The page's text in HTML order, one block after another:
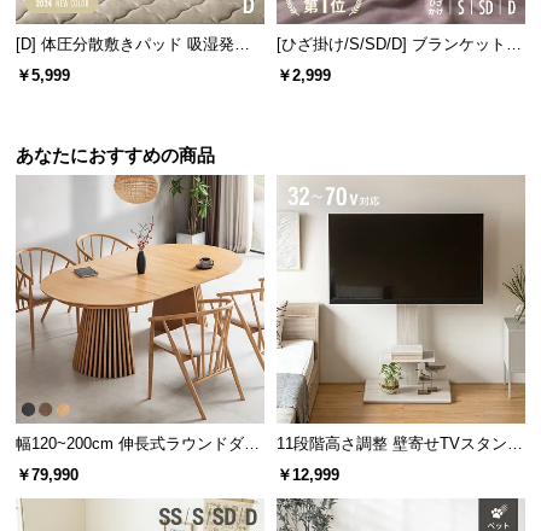
[D] 体圧分散敷きパッド 吸湿発熱
マイクロファイバー
￥5,999
[ひざ掛け/S/SD/D] ブランケット
マイクロファイバー
￥2,999
あなたにおすすめの商品
幅120~200cm 伸長式ラウンドダイ
ニングテーブル 6人掛け 天然木突
板 美しい格子デザイン
￥79,990
11段階高さ調整 壁寄せTVスタンド
キャスター付き 上下左右角度調節
￥12,999